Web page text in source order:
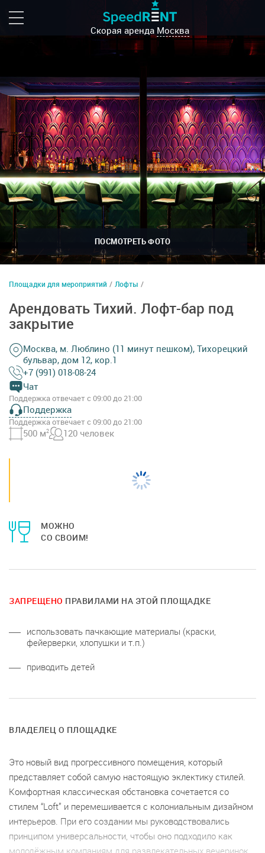
Скорая аренда Москва
ПОСМОТРЕТЬ ФОТО
Площадки для мероприятий / Лофты /
Арендовать Тихий. Лофт-бар под
закрытие
Москва, м. Люблино (11 минут пешком), Тихорецкий
бульвар, дом 12, кор.1
+7 (991) 018-08-24
Чат
Поддержка отвечает с 09:00 до 21:00
Поддержка
Поддержка отвечает с 09:00 до 21:00
500 м2 120 человек
МОЖНО
СО СВОИМ!
ЗАПРЕЩЕНО ПРАВИЛАМИ НА ЭТОЙ ПЛОЩАДКЕ
использовать пачкающие материалы (краски,
фейерверки, хлопушки и т.п.)
приводить детей
ВЛАДЕЛЕЦ О ПЛОЩАДКЕ
Это новый вид прогрессивного помещения, который
представляет собой самую настоящую эклектику стилей.
Комфортная классическая обстановка сочетается со
стилем “Loft” и перемешивается с колониальным дизайном
интерьеров. При его создании мы руководствовались
принципом универсальности, чтобы оно подходило как
молодёжным компаниям для развлекательных вечеринок